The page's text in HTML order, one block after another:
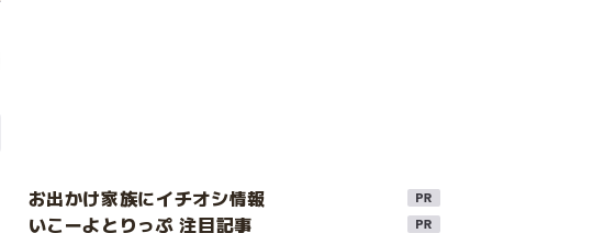
お出かけ家族にイチオシ情報
いこーよとりっぷ 注目記事